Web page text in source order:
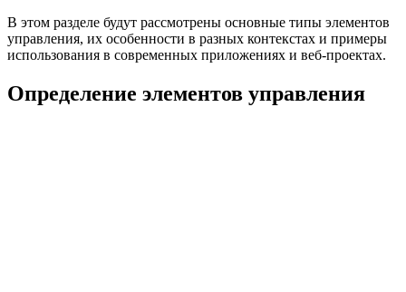
В этом разделе будут рассмотрены основные типы элементов
управления, их особенности в разных контекстах и примеры
использования в современных приложениях и веб-проектах.
Определение элементов управления